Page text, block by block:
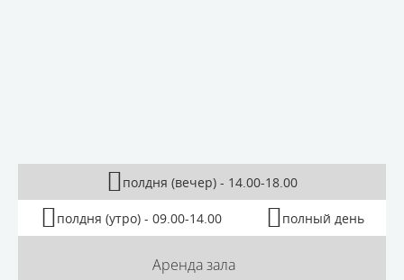
полдня (вечер) - 14.00-18.00
полдня (утро) - 09.00-14.00 полный день
Аренда зала